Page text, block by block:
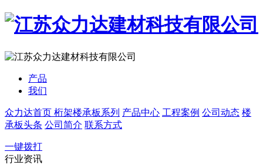
产品
我们
众力达首页 桁架楼承板系列 产品中心 工程案例 公司动态 楼
承板头条 公司简介 联系方式
一键拨打
行业资讯